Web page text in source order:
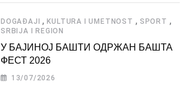
DOGAĐAJI ,KULTURA I UMETNOST , SPORT ,
SRBIJA I REGION
У БАЈИНОЈ БАШТИ ОДРЖАН БАШТА
ФЕСТ 2026
13/07/2026